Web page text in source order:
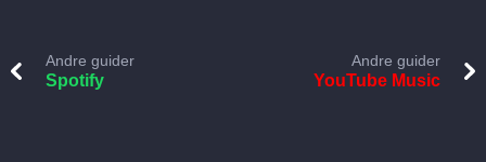
Andre guider
Spotify
Andre guider
YouTube Music